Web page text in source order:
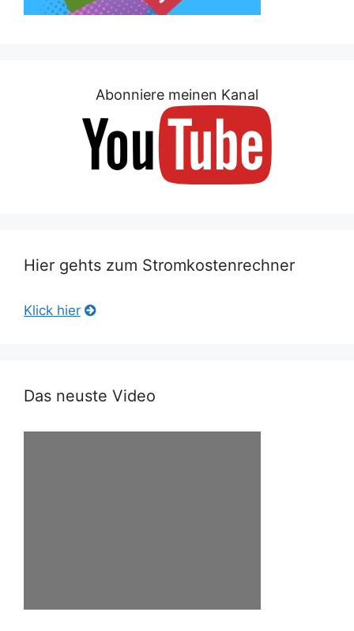
Abonniere meinen Kanal
Hier gehts zum Stromkostenrechner
Klick hier
Das neuste Video